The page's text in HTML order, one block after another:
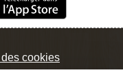
cookies